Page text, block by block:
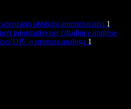
obblighi amministrativi 1
informativi per cittadini e imprese
OIV o struttura analoga 1